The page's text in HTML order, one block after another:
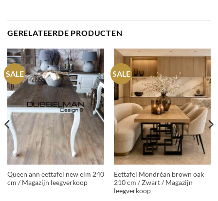
GERELATEERDE PRODUCTEN
SALE
Queen ann eettafel new elm 240
cm / Magazijn leegverkoop
SALE
Eettafel Mondréan brown oak
210 cm / Zwart / Magazijn
leegverkoop